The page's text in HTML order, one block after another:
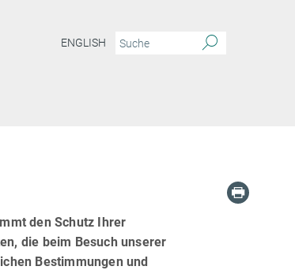
ENGLISH
den Schutz Ihrer
die beim Besuch unserer
Bestimmungen und